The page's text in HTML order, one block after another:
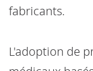
fabricants.
L'adoption de